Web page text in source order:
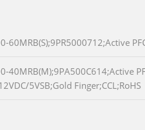
60MRB(S);9PR5000712;Active
40MRB(M);9PA500C614;Active
5VSB;Gold Finger;CCL;RoHS